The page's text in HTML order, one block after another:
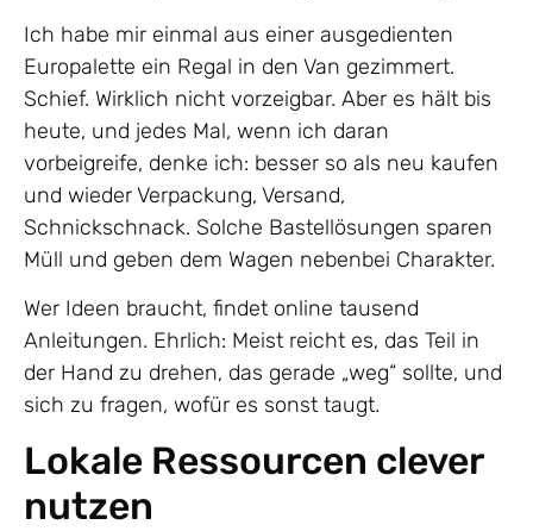
Ich habe mir einmal aus einer ausgedienten
Europalette ein Regal in den Van gezimmert.
Schief. Wirklich nicht vorzeigbar. Aber es hält bis
heute, und jedes Mal, wenn ich daran
vorbeigreife, denke ich: besser so als neu kaufen
und wieder Verpackung, Versand,
Schnickschnack. Solche Bastellösungen sparen
Müll und geben dem Wagen nebenbei Charakter.
Wer Ideen braucht, findet online tausend
Anleitungen. Ehrlich: Meist reicht es, das Teil in
der Hand zu drehen, das gerade „weg“ sollte, und
sich zu fragen, wofür es sonst taugt.
Lokale Ressourcen clever
nutzen